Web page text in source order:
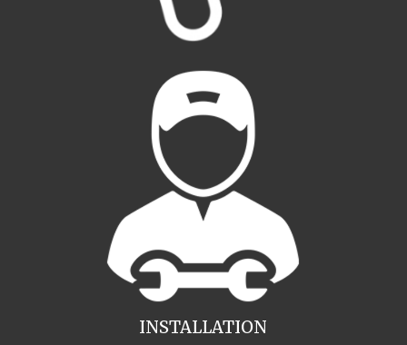
INSTALLATION